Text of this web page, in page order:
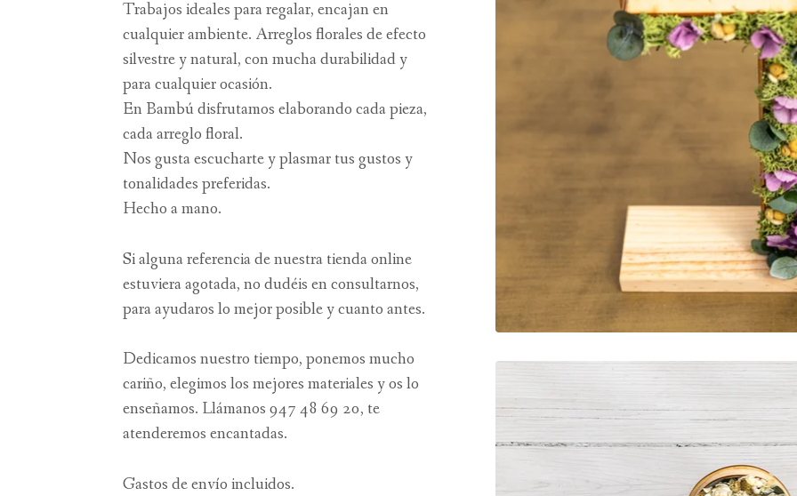
Trabajos ideales para regalar, encajan en
cualquier ambiente. Arreglos florales de efecto
silvestre y natural, con mucha durabilidad y
para cualquier ocasión.
En Bambú disfrutamos elaborando cada pieza,
cada arreglo floral.
Nos gusta escucharte y plasmar tus gustos y
tonalidades preferidas.
Hecho a mano.
Si alguna referencia de nuestra tienda online
estuviera agotada, no dudéis en consultarnos,
para ayudaros lo mejor posible y cuanto antes.
Dedicamos nuestro tiempo, ponemos mucho
cariño, elegimos los mejores materiales y os lo
enseñamos. Llámanos 947 48 69 20, te
atenderemos encantadas.
Gastos de envío incluidos.